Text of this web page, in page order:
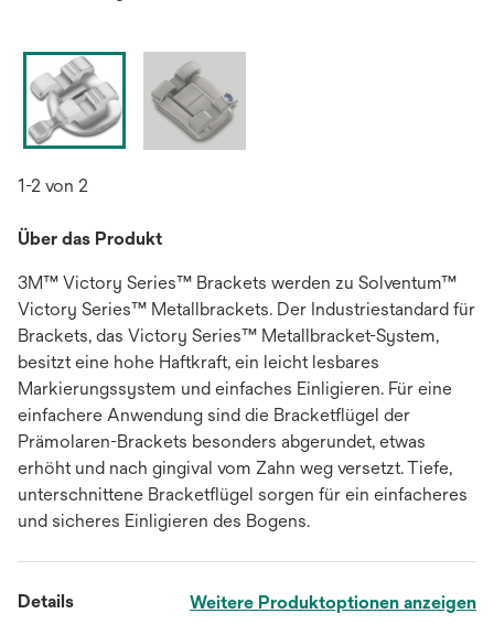
1-2 von 2
Über das Produkt
3M™ Victory Series™ Brackets werden zu Solventum™
Victory Series™ Metallbrackets. Der Industriestandard für
Brackets, das Victory Series™ Metallbracket-System,
besitzt eine hohe Haftkraft, ein leicht lesbares
Markierungssystem und einfaches Einligieren. Für eine
einfachere Anwendung sind die Bracketflügel der
Prämolaren-Brackets besonders abgerundet, etwas
erhöht und nach gingival vom Zahn weg versetzt. Tiefe,
unterschnittene Bracketflügel sorgen für ein einfacheres
und sicheres Einligieren des Bogens.
Details Weitere Produktoptionen anzeigen